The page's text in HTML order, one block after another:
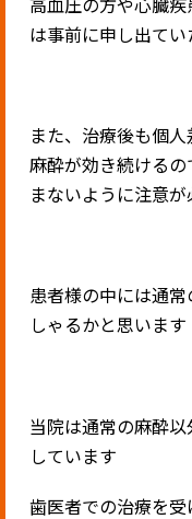
は事前に申し出て
また、治療後も個
麻酔が効き続ける
まないように注意
患者様の中には通
しゃるかと思います
当院は通常の麻酔
しています
歯医者での治療を